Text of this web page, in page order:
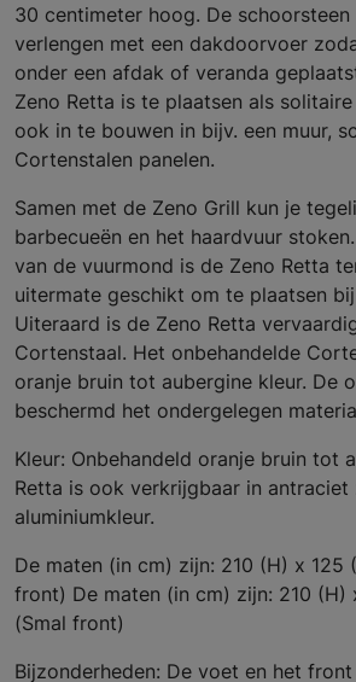
30 centimeter hoog. De
verlengen met een dakdoorvoer
onder een afdak of veranda
Zeno Retta is te plaatsen als
ook in te bouwen in bijv. een muur,
Cortenstalen panelen.
Samen met de Zeno Grill kun je
barbecueën en het haardvuur
van de vuurmond is de Zeno Retta
uitermate geschikt om te plaatsen
Uiteraard is de Zeno Retta
Cortenstaal. Het onbehandelde
oranje bruin tot aubergine kleur. De
beschermd het ondergelegen
Kleur: Onbehandeld oranje bruin tot
Retta is ook verkrijgbaar in antraciet
aluminiumkleur.
De maten (in cm) zijn: 210 (H) x 125
front) De maten (in cm) zijn: 210 (H)
(Smal front)
Bijzonderheden: De voet en het